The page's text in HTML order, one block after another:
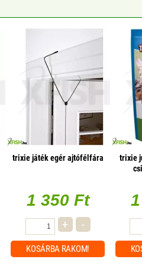
trixie játék egér ajtófélfára
1 350 Ft
+ -
KOSÁRBA RAKOM!
trixie